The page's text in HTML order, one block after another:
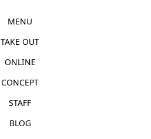
MENU
TAKE OUT
ONLINE
CONCEPT
STAFF
BLOG